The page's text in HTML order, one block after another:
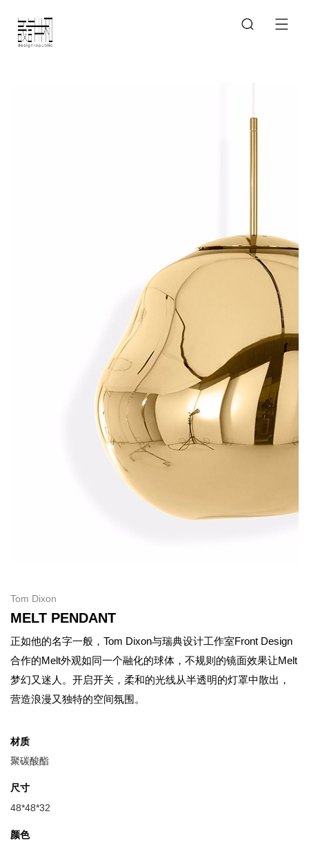
Tom Dixon
MELT PENDANT
正如他的名字一般，Tom Dixon与瑞典设计工作室Front Design
合作的Melt外观如同一个融化的球体，不规则的镜面效果让Melt
梦幻又迷人。开启开关，柔和的光线从半透明的灯罩中散出，
营造浪漫又独特的空间氛围。
材质
聚碳酸酯
尺寸
48*48*32
颜色